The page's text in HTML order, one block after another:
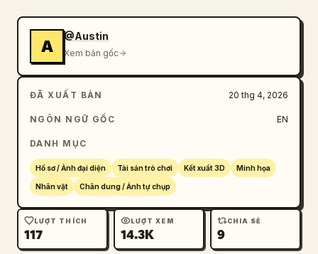
tay cái", "outfit": "áo sơ mi cam"},
"expression": "bình thường", "action": "uống
trà sữa trân châu", "outfit": "áo len xanh
      {"position": "dưới cùng bên trái",
"expression": "vui vẻ", "action": "vẫy tay",
"outfit": "áo gile len tím mặc ngoài áo sơ mi
trắng"},
      {"position": "dưới cùng chính giữa",
"expression": "cười nhắm mắt", "action":
"khoanh tay", "outfit": "áo cardigan hồng"},
A
@Austin
Xem bản gốc
ĐÃ XUẤT BẢN 20 thg 4, 2026
NGÔN NGỮ GỐC EN
DANH MỤC
Hồ sơ / Ảnh đại diện Tài sản trò chơi Kết xuất 3D Minh họa
Nhân vật Chân dung / Ảnh tự chụp
LƯỢT THÍCH
117
LƯỢT XEM
14.3K
CHIA SẺ
9